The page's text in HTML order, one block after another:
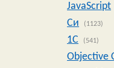
JavaScript
Си
(1123)
1C (541)
Objective